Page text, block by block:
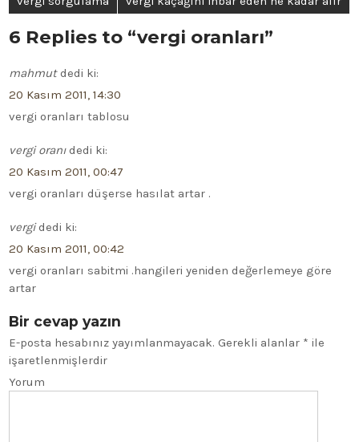
6 Replies to “vergi oranları”
mahmut dedi ki:
20 Kasım 2011, 14:30
vergi oranları tablosu
vergi oranı dedi ki:
20 Kasım 2011, 00:47
vergi oranları düşerse hasılat artar .
vergi dedi ki:
20 Kasım 2011, 00:42
vergi oranları sabitmi .hangileri yeniden değerlemeye göre
artar
Bir cevap yazın
E-posta hesabınız yayımlanmayacak. Gerekli alanlar * ile
işaretlenmişlerdir
Yorum